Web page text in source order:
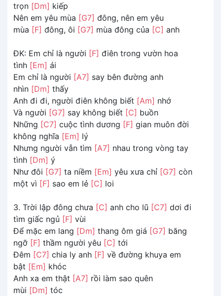
trọn [Dm] kiếp
Nên em yêu mùa [G7] đông, nên em yêu
mùa [F] đông, ôi [G7] mùa đông của [C] anh
ĐK: Em chỉ là người [F] điên trong vườn hoa
tình [Em] ái
Em chỉ là người [A7] say bên đường anh
nhìn [Dm] thấy
Anh đi đi, người điên không biết [Am] nhớ
Và người [G7] say không biết [C] buồn
Những [C7] cuộc tình dương [F] gian muôn đời
không nghĩa [Em] lý
Nhưng người vẫn tìm [A7] nhau trong vòng tay
tình [Dm] ý
Như đôi [G7] ta niềm [Em] yêu xưa chỉ [G7] còn
một vì [F] sao em lẻ [C] loi
3. Trời lập đông chưa [C] anh cho lũ [C7] dơi đi
tìm giấc ngủ [F] vùi
Để mặc em lang [Dm] thang ôm giá [G7] băng
ngỡ [F] thầm người yêu [C] tới
Đêm [C7] chia ly anh [F] về đường khuya em
bật [Em] khóc
Anh xa em thật [A7] rồi làm sao quên
mùi [Dm] tóc